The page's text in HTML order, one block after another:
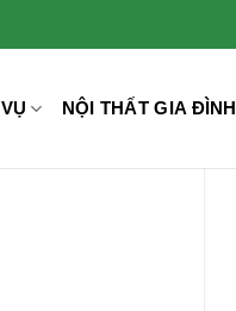
NỘI THẤT GIA ĐÌNH